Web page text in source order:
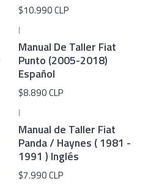
$10.990 CLP
|
Manual De Taller Fiat
Punto (2005-2018)
Español
$8.890 CLP
|
Manual de Taller Fiat
Panda / Haynes ( 1981 -
1991 ) Inglés
$7.990 CLP